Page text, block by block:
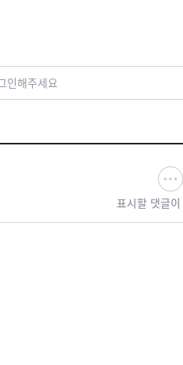
인해주세요
표시할 댓글